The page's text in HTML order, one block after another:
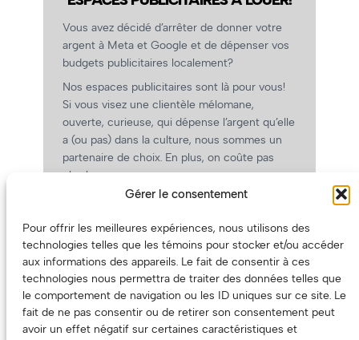
Gérer le consentement
Pour offrir les meilleures expériences, nous utilisons des
technologies telles que les témoins pour stocker et/ou accéder
aux informations des appareils. Le fait de consentir à ces
technologies nous permettra de traiter des données telles que
le comportement de navigation ou les ID uniques sur ce site. Le
fait de ne pas consentir ou de retirer son consentement peut
avoir un effet négatif sur certaines caractéristiques et
Vous avez décidé d’arrêter de donner votre
argent à Meta et Google et de dépenser vos
budgets publicitaires localement?
Nos espaces publicitaires sont là pour vous!
Si vous visez une clientèle mélomane,
ouverte, curieuse, qui dépense l’argent qu’elle
a (ou pas) dans la culture, nous sommes un
partenaire de choix. En plus, on coûte pas
cher!
On prépare une grille tarifaire intéressante et
(Oui, on va avoir des tarifs spéciaux pour
vous, les artistes!)